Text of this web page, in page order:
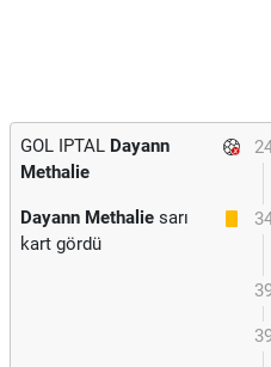
GOL IPTAL Dayann
Methalie
Dayann Methalie sarı
kart gördü